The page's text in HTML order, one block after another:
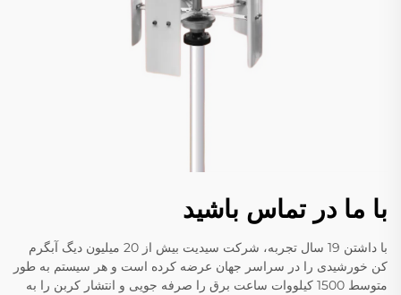
با ما در تماس باشید
با داشتن 19 سال تجربه، شرکت سیدیت بیش از 20 میلیون دیگ آبگرم
کن خورشیدی را در سراسر جهان عرضه کرده است و هر سیستم به طور
متوسط 1500 کیلووات ساعت برق را صرفه جویی و انتشار کربن را به